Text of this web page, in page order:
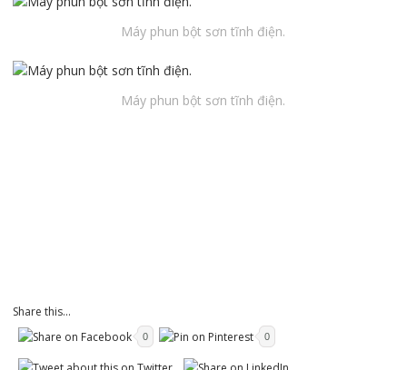
Máy phun bột sơn tĩnh điện.
Máy phun bột sơn tĩnh điện.
Share this...
0 0